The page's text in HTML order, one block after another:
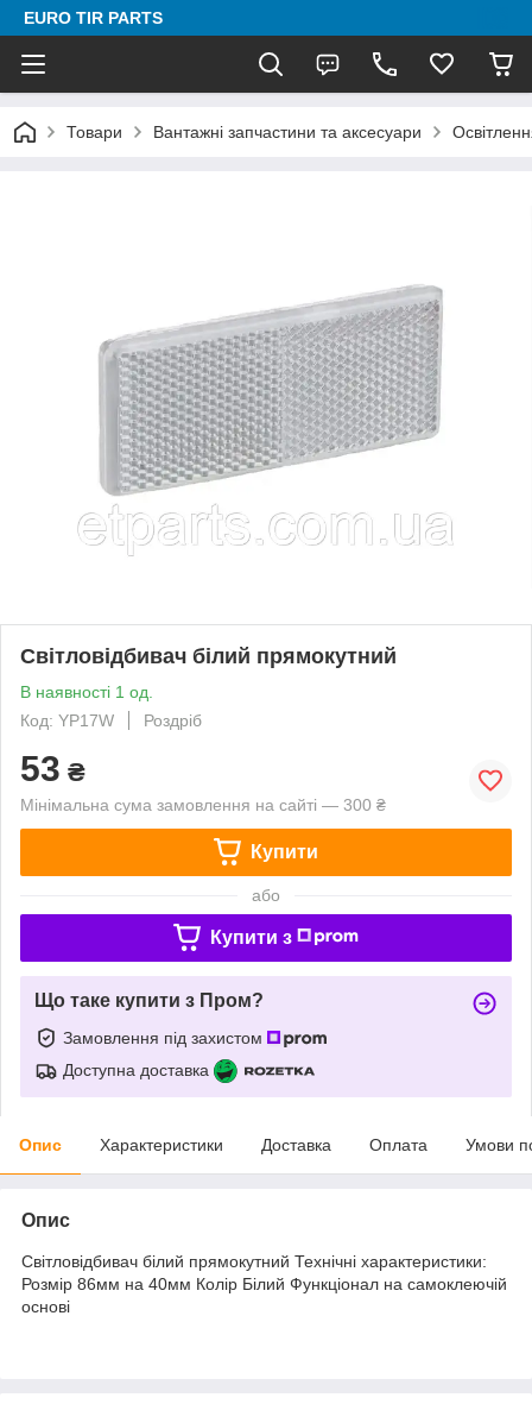
EURO TIR PARTS
Товари Вантажні запчастини та аксесуари
Світловідбивач білий прямокутний
В наявності 1 од.
Код: YP17W
Роздріб
53 ₴
Мінімальна сума замовлення на сайті — 300 ₴
Купити
або
Купити з
Що таке купити з Пром?
Замовлення під захистом
Доступна доставка
Опис Характеристики Доставка Оплата Умови
Опис
Світловідбивач білий прямокутний Технічні характеристики:
Розмір 86мм на 40мм Колір Білий Функціонал на самоклеючій
основі